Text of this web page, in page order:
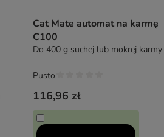
Cat Mate automat na karmę
C100
Do 400 g suchej lub mokrej karmy
116,96 zł
Pusto